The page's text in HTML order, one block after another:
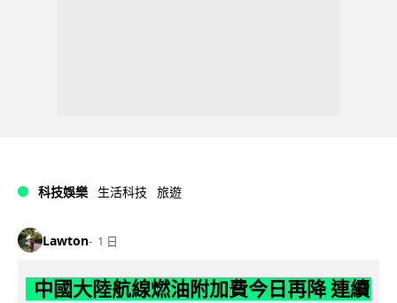
科技娛樂 生活科技 旅遊
Lawton 1 日
中國大陸航線燃油附加費今日再降 連續